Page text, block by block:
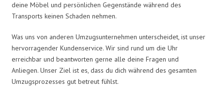
deine Möbel und persönlichen Gegenstände während des
Transports keinen Schaden nehmen.
Was uns von anderen Umzugsunternehmen unterscheidet, ist unser
hervorragender Kundenservice. Wir sind rund um die Uhr
erreichbar und beantworten gerne alle deine Fragen und
Anliegen. Unser Ziel ist es, dass du dich während des gesamten
Umzugsprozesses gut betreut fühlst.